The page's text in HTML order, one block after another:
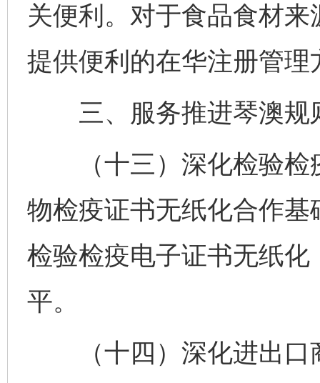
关便利。对于食品食材
提供便利的在华注册管理
三、服务推进琴澳规
（十三）深化检验检
物检疫证书无纸化合作
检验检疫电子证书无纸
平。
（十四）深化进出口